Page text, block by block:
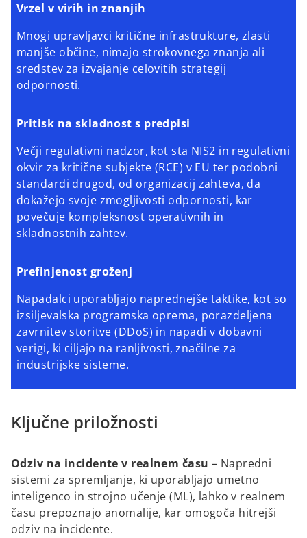
Vrzel v virih in znanjih
Mnogi upravljavci kritične infrastrukture, zlasti
manjše občine, nimajo strokovnega znanja ali
sredstev za izvajanje celovitih strategij
odpornosti.
Pritisk na skladnost s predpisi
Večji regulativni nadzor, kot sta NIS2 in regulativni
okvir za kritične subjekte (RCE) v EU ter podobni
standardi drugod, od organizacij zahteva, da
dokažejo svoje zmogljivosti odpornosti, kar
povečuje kompleksnost operativnih in
skladnostnih zahtev.
Prefinjenost groženj
Napadalci uporabljajo naprednejše taktike, kot so
izsiljevalska programska oprema, porazdeljena
zavrnitev storitve (DDoS) in napadi v dobavni
verigi, ki ciljajo na ranljivosti, značilne za
industrijske sisteme.
Ključne priložnosti
Odziv na incidente v realnem času – Napredni
sistemi za spremljanje, ki uporabljajo umetno
inteligenco in strojno učenje (ML), lahko v realnem
času prepoznajo anomalije, kar omogoča hitrejši
odziv na incidente.